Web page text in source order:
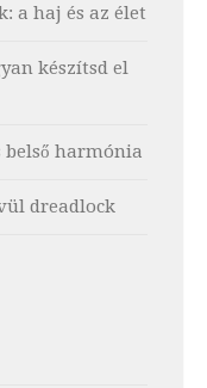
a haj és az élet
készítsd el
belső harmónia
dreadlock